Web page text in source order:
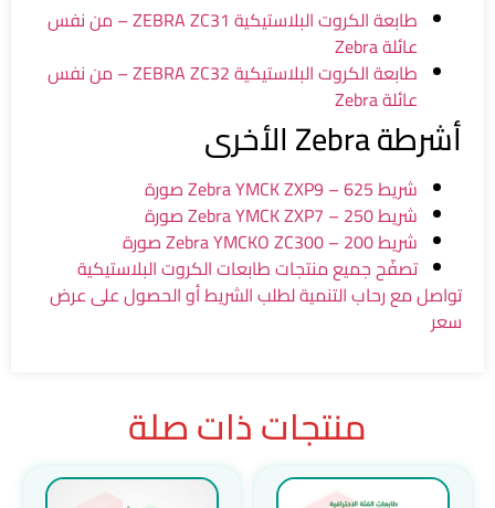
طابعة الكروت البلاستيكية ZEBRA ZC31 – من نفس
عائلة Zebra
طابعة الكروت البلاستيكية ZEBRA ZC32 – من نفس
عائلة Zebra
أشرطة Zebra الأخرى
شريط Zebra YMCK ZXP9 – 625 صورة
شريط Zebra YMCK ZXP7 – 250 صورة
شريط Zebra YMCKO ZC300 – 200 صورة
تصفّح جميع منتجات طابعات الكروت البلاستيكية
تواصل مع رحاب التنمية لطلب الشريط أو الحصول على عرض
سعر
منتجات ذات صلة